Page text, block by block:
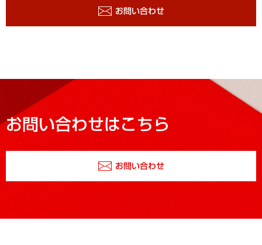
お問い合わせ
お問い合わせはこちら
お問い合わせ